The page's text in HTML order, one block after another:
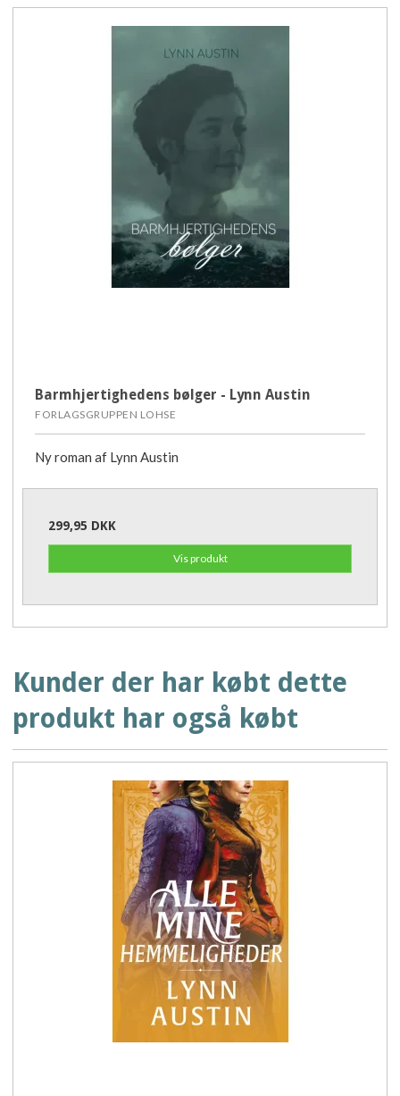
Barmhjertighedens bølger - Lynn Austin
FORLAGSGRUPPEN LOHSE
Ny roman af Lynn Austin
299,95 DKK
Vis produkt
Kunder der har købt dette
produkt har også købt